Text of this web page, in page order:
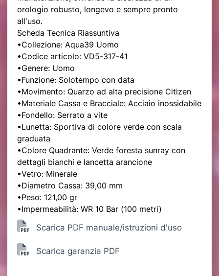
orologio robusto, longevo e sempre pronto
all'uso.
Scheda Tecnica Riassuntiva
•Collezione: Aqua39 Uomo
•Codice articolo: VD5-317-41
•Genere: Uomo
•Funzione: Solotempo con data
•Movimento: Quarzo ad alta precisione Citizen
•Materiale Cassa e Bracciale: Acciaio inossidabile
•Fondello: Serrato a vite
•Lunetta: Sportiva di colore verde con scala
graduata
•Colore Quadrante: Verde foresta sunray con
dettagli bianchi e lancetta arancione
•Vetro: Minerale
•Diametro Cassa: 39,00 mm
•Peso: 121,00 gr
•Impermeabilità: WR 10 Bar (100 metri)
Scarica PDF manuale/istruzioni d'uso
Scarica garanzia PDF